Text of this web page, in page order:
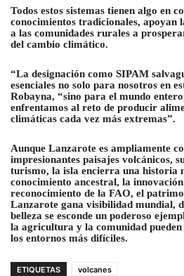
Todos estos sistemas tienen algo en
conocimientos tradicionales, apoyan
a las comunidades rurales a
del cambio climático.
“La designación como SIPAM
esenciales no solo para nosotros en
Robayna, “sino para el mundo
enfrentamos al reto de producir
climáticas cada vez más extremas”.
Aunque Lanzarote es ampliamente
impresionantes paisajes volcánicos,
turismo, la isla encierra una historia
conocimiento ancestral, la
reconocimiento de la FAO, el
Lanzarote gana visibilidad mundial,
belleza se esconde un poderoso
la agricultura y la comunidad
los entornos más difíciles.
ETIQUETAS volcanes